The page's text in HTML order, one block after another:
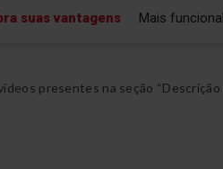
suas vantagens Mais
presentes na seção